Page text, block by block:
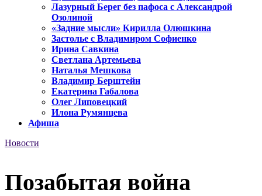
Лазурный Берег без пафоса с Александрой
Озолиной
«Задние мысли» Кирилла Олюшкина
Застолье с Владимиром Софиенко
Ирина Савкина
Светлана Артемьева
Наталья Мешкова
Владимир Берштейн
Екатерина Габалова
Олег Липовецкий
Илона Румянцева
Афиша
Новости
Позабытая война